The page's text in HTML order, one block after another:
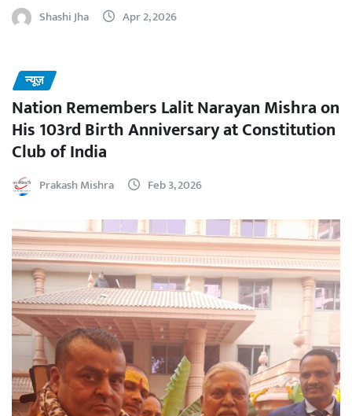
Shashi Jha Apr 2, 2026
न्यूज़
Nation Remembers Lalit Narayan Mishra on
His 103rd Birth Anniversary at Constitution
Club of India
Prakash Mishra Feb 3, 2026